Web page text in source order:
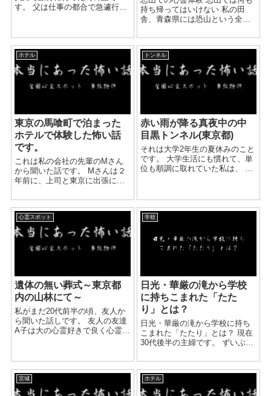
す。 父は仕事の都合で急遽行け
た旅館を予約していました。 お
部屋は4人は一部屋で中庭が見え
る1階。 ...
持ち帰ってはいけない 私の田
舎、青森県には恐山という全国
たこ、という霊と会話が出来る
霊媒師のような方が有名です。
今は観光地化していて、たくさ
ん来訪客が訪れますが、...
ホテル
東京の馬喰町で泊まった
ホテルで体験した怖い話
です。
これは私の会社の先輩のMさん
から聞いた話です。 Mさんは２
年前に、上司と東京に出張に行
た会社と交渉をずっとMさんと
当時の上司の部長が月に一度日
帰りで訪問していました。 結構
時間が掛かりましたが...
トンネル
赤い雨が降る真夜中の中
目黒トンネル(東京都)
それは大学2年生の夏休みのこと
です。 大学生活にも慣れて、単
位も順調に取れていた私は、 夏
や、古びた神社に行ったりして
いました。 その当時、私には霊
感などは無い、と思っ...
心霊スポット
遺体の無い葬式～東京都
内の山林にて～
私がまだ20代前半の頃、友人か
ら聞いた話しです。 友人の友達
A子は大の心霊好きで良く心霊ス
です。 その日もA子は友達4人で
都内の心霊スポットに行き肝試
しをしたそうです。 ...
学校
日光・華厳の滝から学校
に持ちこまれた「たた
り」とは？
日光・華厳の滝から学校に持ち
こまれた「たたり」とは？ 現在
30代後半の主婦です。 ずいぶん
学旅行がらみで少し不思議な…
というか怖い現象を体験したこ
とがあります。 関東在住だった
のですが、修学...
宮城 ホテル